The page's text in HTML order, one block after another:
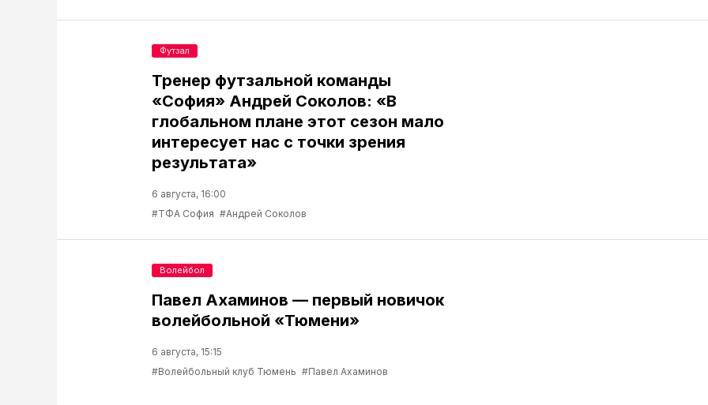
Тренер футзальной команды
«София» Андрей Соколов: «В
глобальном плане этот сезон мало
интересует нас с точки зрения
результата»
6 августа, 16:00
#ТФА София #Андрей Соколов
Футзал
Павел Ахаминов — первый новичок
волейбольной «Тюмени»
6 августа, 15:15
#Волейбольный клуб Тюмень #Павел Ахаминов
Волейбол